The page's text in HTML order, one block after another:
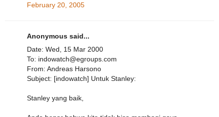
February 20, 2005
Anonymous said...
Date: Wed, 15 Mar 2000
To: indowatch@egroups.com
From: Andreas Harsono
Subject: [indowatch] Untuk Stanley:
Stanley yang baik,